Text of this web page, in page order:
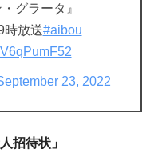
グラータ』
時放送#aibou
23, 2022
招待状」